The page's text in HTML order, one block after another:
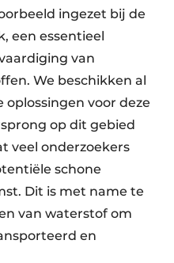
ingezet bij de
een essentieel
van
We beschikken al
voor deze
op dit gebied
veel onderzoekers
schone
Dit is met name te
van waterstof om
en